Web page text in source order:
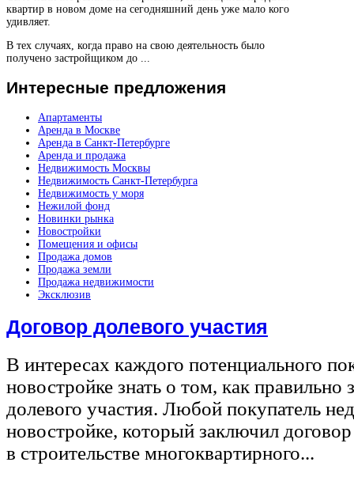
квартир в новом доме на сегодняшний день уже мало кого
удивляет.
В тех случаях, когда право на свою деятельность было
получено застройщиком до ...
Интересные предложения
Апартаменты
Аренда в Москве
Аренда в Санкт-Петербурге
Аренда и продажа
Недвижимость Москвы
Недвижимость Санкт-Петербурга
Недвижимость у моря
Нежилой фонд
Новинки рынка
Новостройки
Помещения и офисы
Продажа домов
Продажа земли
Продажа недвижимости
Эксклюзив
Договор долевого участия
В интересах каждого потенциального
новостройке знать о том, как правильно
долевого участия. Любой покупатель
новостройке, который заключил
в строительстве многоквартирного...